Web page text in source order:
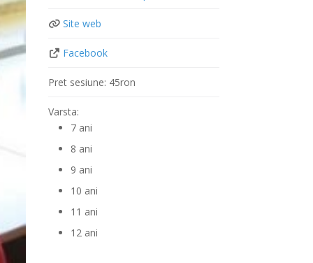
Site web
Facebook
Pret sesiune: 45ron
Varsta:
7 ani
8 ani
9 ani
10 ani
11 ani
12 ani